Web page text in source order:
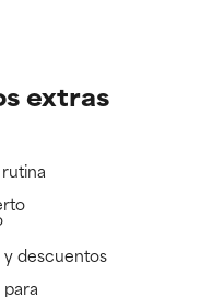
extras
descuentos​